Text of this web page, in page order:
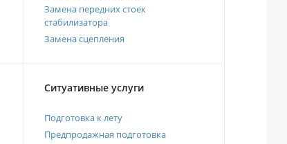
Замена передних стоек
стабилизатора
Замена сцепления
Ситуативные услуги
Подготовка к лету
Предпродажная подготовка